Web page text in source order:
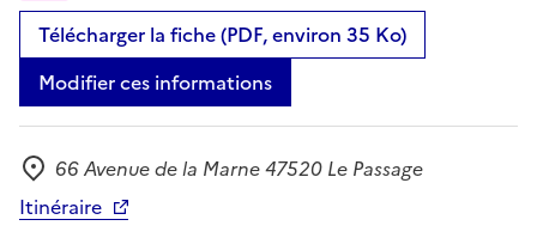
Télécharger la fiche (PDF, environ 35 Ko)
Modifier ces informations
Adresse
66 Avenue de la Marne 47520 Le Passage
Itinéraire